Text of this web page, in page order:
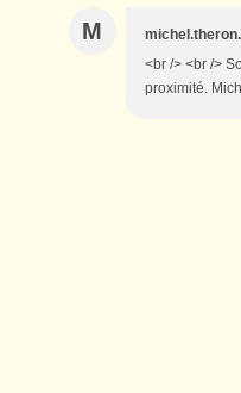
M
<br /> <br />
proximité.